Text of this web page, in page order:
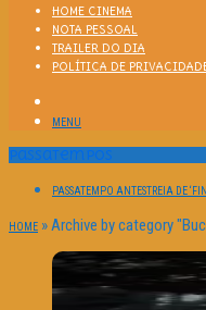
HOME CINEMA
NOTA PESSOAL
TRAILER DO DIA
POLÍTICA DE
MENU
Passatempos
PASSATEMPO ANTESTREIA DE
HOME »Archive by category